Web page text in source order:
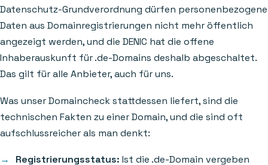
Datenschutz-Grundverordnung dürfen personenbezogene
Daten aus Domainregistrierungen nicht mehr öffentlich
angezeigt werden, und die DENIC hat die offene
Inhaberauskunft für .de-Domains deshalb abgeschaltet.
Das gilt für alle Anbieter, auch für uns.
Was unser Domaincheck stattdessen liefert, sind die
technischen Fakten zu einer Domain, und die sind oft
aufschlussreicher als man denkt:
Registrierungsstatus: Ist die .de-Domain vergeben